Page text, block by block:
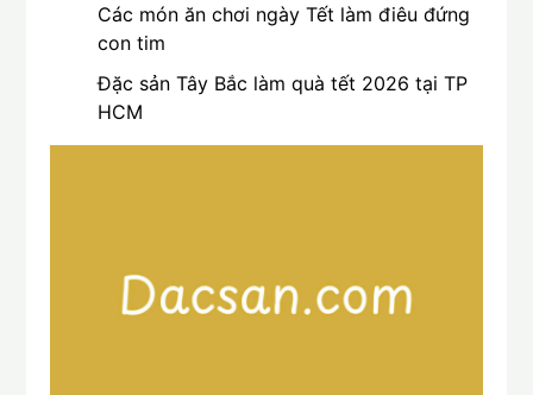
Các món ăn chơi ngày Tết làm điêu đứng
con tim
Đặc sản Tây Bắc làm quà tết 2026 tại TP
HCM